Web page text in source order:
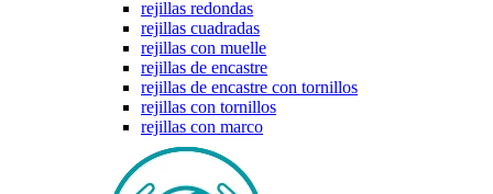
rejillas redondas
rejillas cuadradas
rejillas con muelle
rejillas de encastre
rejillas de encastre con tornillos
rejillas con tornillos
rejillas con marco